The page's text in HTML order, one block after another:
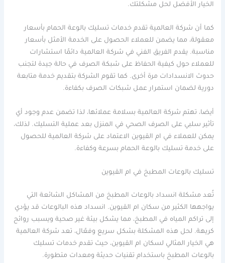
الخيار الأفضل لحل مشكلتك.
كما أن شركة العالمية تقدم خدمات تسليك بالوعة الحمام بأسعار
معقولة، مما يضمن للعملاء الحصول على الخدمة الأمثل بأسعار
مناسبة. يقدم الفريق الفني في شركة العالمية دائمًا استشارات
للعملاء حول كيفية الحفاظ على شبكة الصرف في حالة جيدة لتجنب
حدوث الانسدادات مرة أخرى. كما تقوم الشركة بتقديم خدمة متابعة
دورية لضمان استمرار عمل شبكات الصرف بكفاءة.
أيضا، تهتم شركة العالمية بسلامة عملائها، لذا تضمن عدم وجود أي
تأثير سلبي على الصرف الصحي في المنزل بعد عملية التسليك. لذلك،
يمكن للعملاء في ام القيوين الاعتماد على شركة العالمية للحصول
على خدمة تسليك بالوعة الحمام بسرعة وكفاءة.
تسليك بالوعات المطبخ في ام القيوين
تُعد مشكلة انسداد بالوعات المطبخ من المشاكل الشائعة التي
يواجهها الكثير من سكان ام القيوين. انسداد هذه البالوعات قد يؤدي
إلى تراكم المياه في المطبخ، مما يشكل بيئة غير صحية ويسبب روائح
كريهة. لحل هذه المشكلة بشكل سريع وفعّال، تعد شركة العالمية
هي الخيار المثالي لسكان ام القيوين، حيث تقدم خدمات تسليك
بالوعات المطبخ باستخدام تقنيات حديثة ومعدات متطورة.